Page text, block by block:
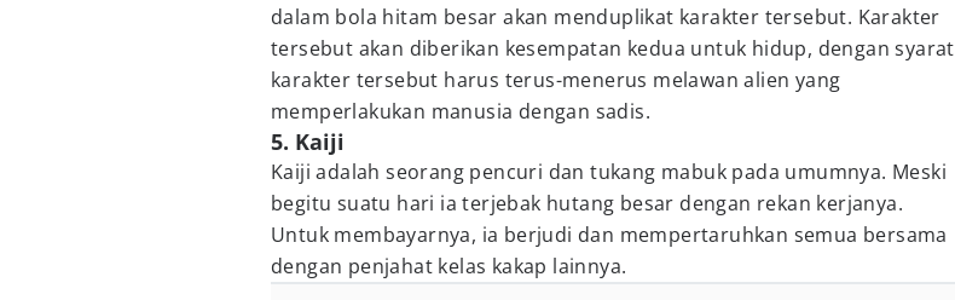
dalam bola hitam besar akan menduplikat karakter tersebut. Karakter
tersebut akan diberikan kesempatan kedua untuk hidup, dengan syarat
karakter tersebut harus terus-menerus melawan alien yang
memperlakukan manusia dengan sadis.
5. Kaiji
Kaiji adalah seorang pencuri dan tukang mabuk pada umumnya. Meski
begitu suatu hari ia terjebak hutang besar dengan rekan kerjanya.
Untuk membayarnya, ia berjudi dan mempertaruhkan semua bersama
dengan penjahat kelas kakap lainnya.